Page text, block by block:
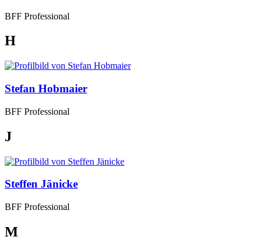
BFF Professional
H
Stefan Hobmaier
BFF Professional
J
Steffen Jänicke
BFF Professional
M